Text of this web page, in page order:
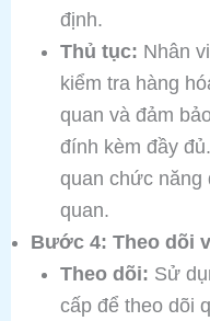
định.
Thủ tục: Nhân
kiểm tra hàng
quan và đảm
đính kèm đầy
quan chức năng
quan.
Bước 4: Theo dõi
Theo dõi: Sử
cấp để theo dõi